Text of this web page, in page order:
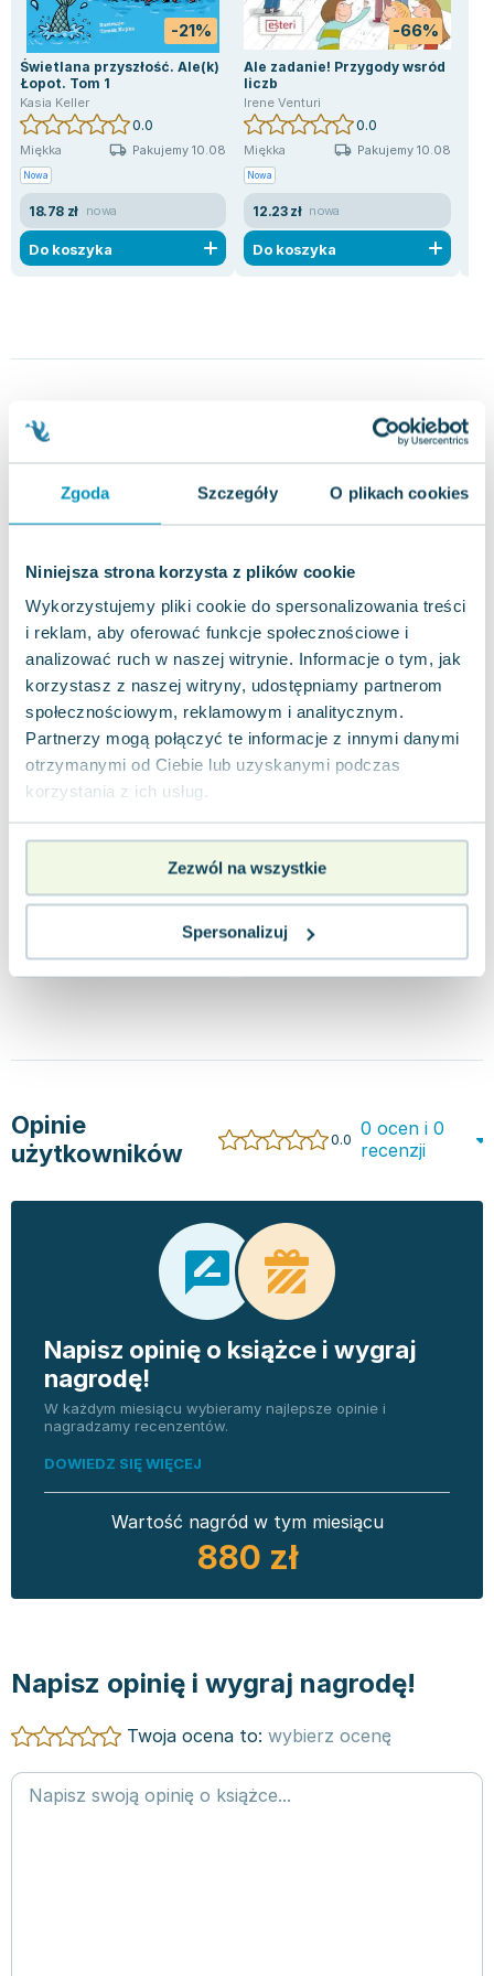
Zgoda Szczegóły O plikach cookies
Niniejsza strona korzysta z plików cookie
Wykorzystujemy pliki cookie do spersonalizowania treści
i reklam, aby oferować funkcje społecznościowe i
analizować ruch w naszej witrynie. Informacje o tym, jak
korzystasz z naszej witryny, udostępniamy partnerom
społecznościowym, reklamowym i analitycznym.
Partnerzy mogą połączyć te informacje z innymi danymi
otrzymanymi od Ciebie lub uzyskanymi podczas
korzystania z ich usług.
Zezwól na wszystkie
Spersonalizuj
-21%
Świetlana przyszłość. Ale(k)
Łopot. Tom 1
Kasia Keller
0.0
Miękka Pakujemy 10.08
Nowa
18.78 zł nowa
Do koszyka
-66%
Ale zadanie! Przygody wsród
liczb
Irene Venturi
0.0
Miękka Pakujemy 10.08
Nowa
12.23 zł nowa
Do koszyka
Inne książki z tej samej kategorii
-64%
Bebechy, czyli ciało
człowieka pod lupą
Adam Mirek
0.0
16.18 zł
101 bajek
5.0
Używana Wyprzedaż
24.47 zł
Opinie
użytkowników
0.0 0 ocen i 0
recenzji
Napisz opinię o książce i wygraj
nagrodę!
W każdym miesiącu wybieramy najlepsze opinie i
nagradzamy recenzentów.
DOWIEDZ SIĘ WIĘCEJ
Wartość nagród w tym miesiącu
880 zł
Napisz opinię i wygraj nagrodę!
Twoja ocena to: wybierz ocenę